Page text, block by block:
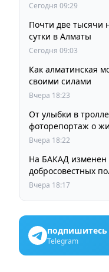
Сегодня 09:29
Почти две
сутки в Алматы
Сегодня 09:03
Как алматинская
своими силами
Вчера 18:23
От улыбки в
фоторепортаж о
Вчера 18:22
На БАКАД изменен
добросовестных
остается прежней
Вчера 18:17
подпишитесь
Telegram